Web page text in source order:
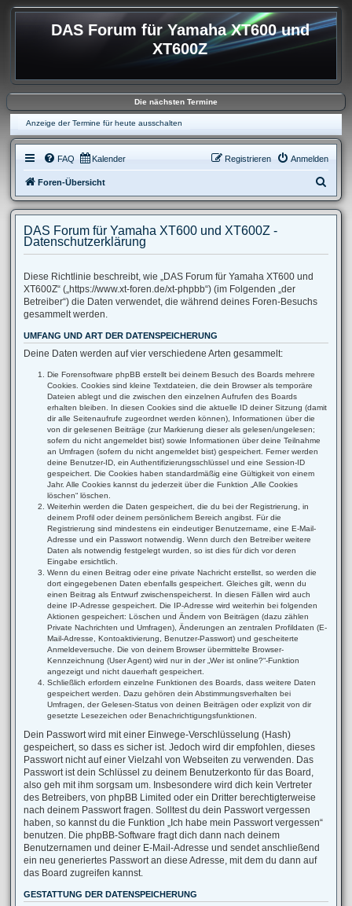
DAS Forum für Yamaha XT600 und
XT600Z
Die nächsten Termine
Anzeige der Termine für heute ausschalten
FAQ Kalender Anmelden
Registrieren
Foren-Übersicht
u
e
DAS Forum für Yamaha XT600 und XT600Z -
Datenschutzerklärung
Diese Richtlinie beschreibt, wie „DAS Forum für Yamaha XT600 und
XT600Z“ („https://www.xt-foren.de/xt-phpbb“) (im Folgenden „der
Betreiber“) die Daten verwendet, die während deines Foren-Besuchs
gesammelt werden.
UMFANG UND ART DER DATENSPEICHERUNG
Deine Daten werden auf vier verschiedene Arten gesammelt:
Die Forensoftware phpBB erstellt bei deinem Besuch des Boards mehrere
Cookies. Cookies sind kleine Textdateien, die dein Browser als temporäre
Dateien ablegt und die zwischen den einzelnen Aufrufen des Boards
erhalten bleiben. In diesen Cookies sind die aktuelle ID deiner Sitzung (damit
dir alle Seitenaufrufe zugeordnet werden können), Informationen über die
von dir gelesenen Beiträge (zur Markierung dieser als gelesen/ungelesen;
sofern du nicht angemeldet bist) sowie Informationen über deine Teilnahme
an Umfragen (sofern du nicht angemeldet bist) gespeichert. Ferner werden
deine Benutzer-ID, ein Authentifizierungsschlüssel und eine Session-ID
gespeichert. Die Cookies haben standardmäßig eine Gültigkeit von einem
Jahr. Alle Cookies kannst du jederzeit über die Funktion „Alle Cookies
löschen“ löschen.
Weiterhin werden die Daten gespeichert, die du bei der Registrierung, in
deinem Profil oder deinem persönlichem Bereich angibst. Für die
Registrierung sind mindestens ein eindeutiger Benutzername, eine E-Mail-
Adresse und ein Passwort notwendig. Wenn durch den Betreiber weitere
Daten als notwendig festgelegt wurden, so ist dies für dich vor deren
Eingabe ersichtlich.
Wenn du einen Beitrag oder eine private Nachricht erstellst, so werden die
dort eingegebenen Daten ebenfalls gespeichert. Gleiches gilt, wenn du
einen Beitrag als Entwurf zwischenspeicherst. In diesen Fällen wird auch
deine IP-Adresse gespeichert. Die IP-Adresse wird weiterhin bei folgenden
Aktionen gespeichert: Löschen und Ändern von Beiträgen (dazu zählen
Private Nachrichten und Umfragen), Änderungen an zentralen Profildaten (E-
Mail-Adresse, Kontoaktivierung, Benutzer-Passwort) und gescheiterte
Anmeldeversuche. Die von deinem Browser übermittelte Browser-
Kennzeichnung (User Agent) wird nur in der „Wer ist online?“-Funktion
angezeigt und nicht dauerhaft gespeichert.
Schließlich erfordern einzelne Funktionen des Boards, dass weitere Daten
gespeichert werden. Dazu gehören dein Abstimmungsverhalten bei
Umfragen, der Gelesen-Status von deinen Beiträgen oder explizit von dir
gesetzte Lesezeichen oder Benachrichtigungsfunktionen.
Dein Passwort wird mit einer Einwege-Verschlüsselung (Hash)
gespeichert, so dass es sicher ist. Jedoch wird dir empfohlen, dieses
Passwort nicht auf einer Vielzahl von Webseiten zu verwenden. Das
Passwort ist dein Schlüssel zu deinem Benutzerkonto für das Board,
also geh mit ihm sorgsam um. Insbesondere wird dich kein Vertreter
des Betreibers, von phpBB Limited oder ein Dritter berechtigterweise
nach deinem Passwort fragen. Solltest du dein Passwort vergessen
haben, so kannst du die Funktion „Ich habe mein Passwort vergessen“
benutzen. Die phpBB-Software fragt dich dann nach deinem
Benutzernamen und deiner E-Mail-Adresse und sendet anschließend
ein neu generiertes Passwort an diese Adresse, mit dem du dann auf
das Board zugreifen kannst.
GESTATTUNG DER DATENSPEICHERUNG